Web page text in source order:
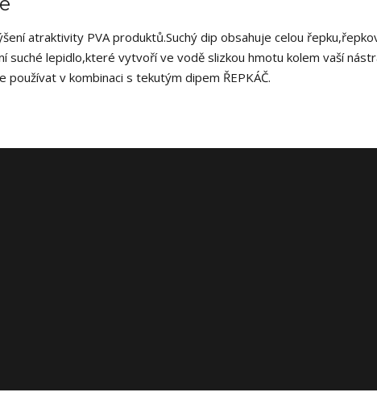
atraktivity PVA produktů.Suchý dip obsahuje celou
suché lepidlo,které vytvoří ve vodě slizkou hmotu kolem vaší
v kombinaci s tekutým dipem ŘEPKÁČ.